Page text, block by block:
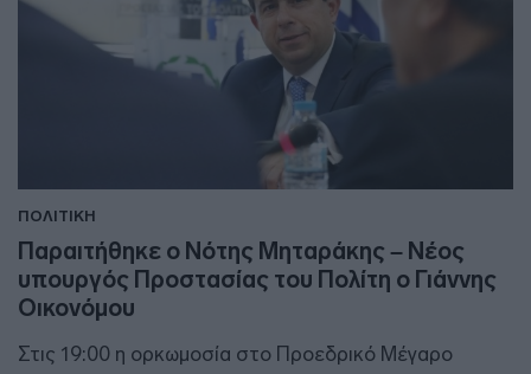
ΠΟΛΙΤΙΚΗ
Παραιτήθηκε ο Νότης Μηταράκης – Νέος
υπουργός Προστασίας του Πολίτη ο Γιάννης
Οικονόμου
Στις 19:00 η ορκωμοσία στο Προεδρικό Μέγαρο